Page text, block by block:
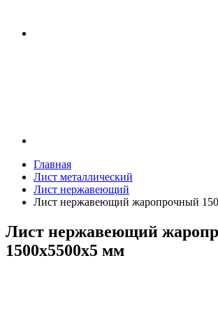
Главная
Лист металлический
Лист нержавеющий
Лист нержавеющий жаропрочный
Лист нержавеющий
1500х5500х5 мм